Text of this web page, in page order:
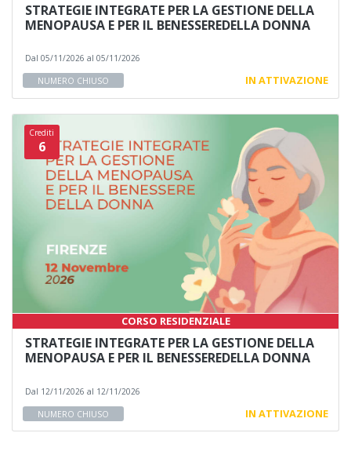
STRATEGIE INTEGRATE PER LA GESTIONE DELLA
MENOPAUSA E PER IL BENESSEREDELLA DONNA
Dal 05/11/2026 al 05/11/2026
NUMERO CHIUSO IN ATTIVAZIONE
Crediti
6
CORSO RESIDENZIALE
STRATEGIE INTEGRATE PER LA GESTIONE DELLA
MENOPAUSA E PER IL BENESSEREDELLA DONNA
Dal 12/11/2026 al 12/11/2026
NUMERO CHIUSO IN ATTIVAZIONE